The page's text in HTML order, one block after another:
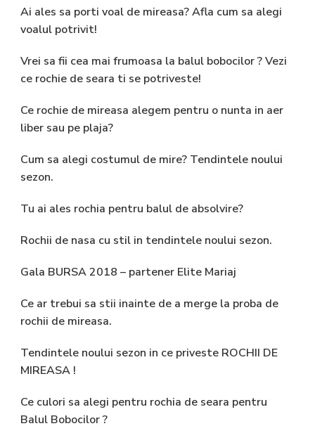
Ai ales sa porti voal de mireasa? Afla cum sa alegi
voalul potrivit!
Vrei sa fii cea mai frumoasa la balul bobocilor ? Vezi
ce rochie de seara ti se potriveste!
Ce rochie de mireasa alegem pentru o nunta in aer
liber sau pe plaja?
Cum sa alegi costumul de mire? Tendintele noului
sezon.
Tu ai ales rochia pentru balul de absolvire?
Rochii de nasa cu stil in tendintele noului sezon.
Gala BURSA 2018 – partener Elite Mariaj
Ce ar trebui sa stii inainte de a merge la proba de
rochii de mireasa.
Tendintele noului sezon in ce priveste ROCHII DE
MIREASA !
Ce culori sa alegi pentru rochia de seara pentru
Balul Bobocilor ?